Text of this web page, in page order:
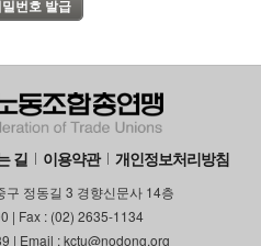
길 이용약관 개인정보처리방침
정동길 3 경향신문사 14층
| Fax : (02) 2635-1134
| Email : kctu@nodong.org